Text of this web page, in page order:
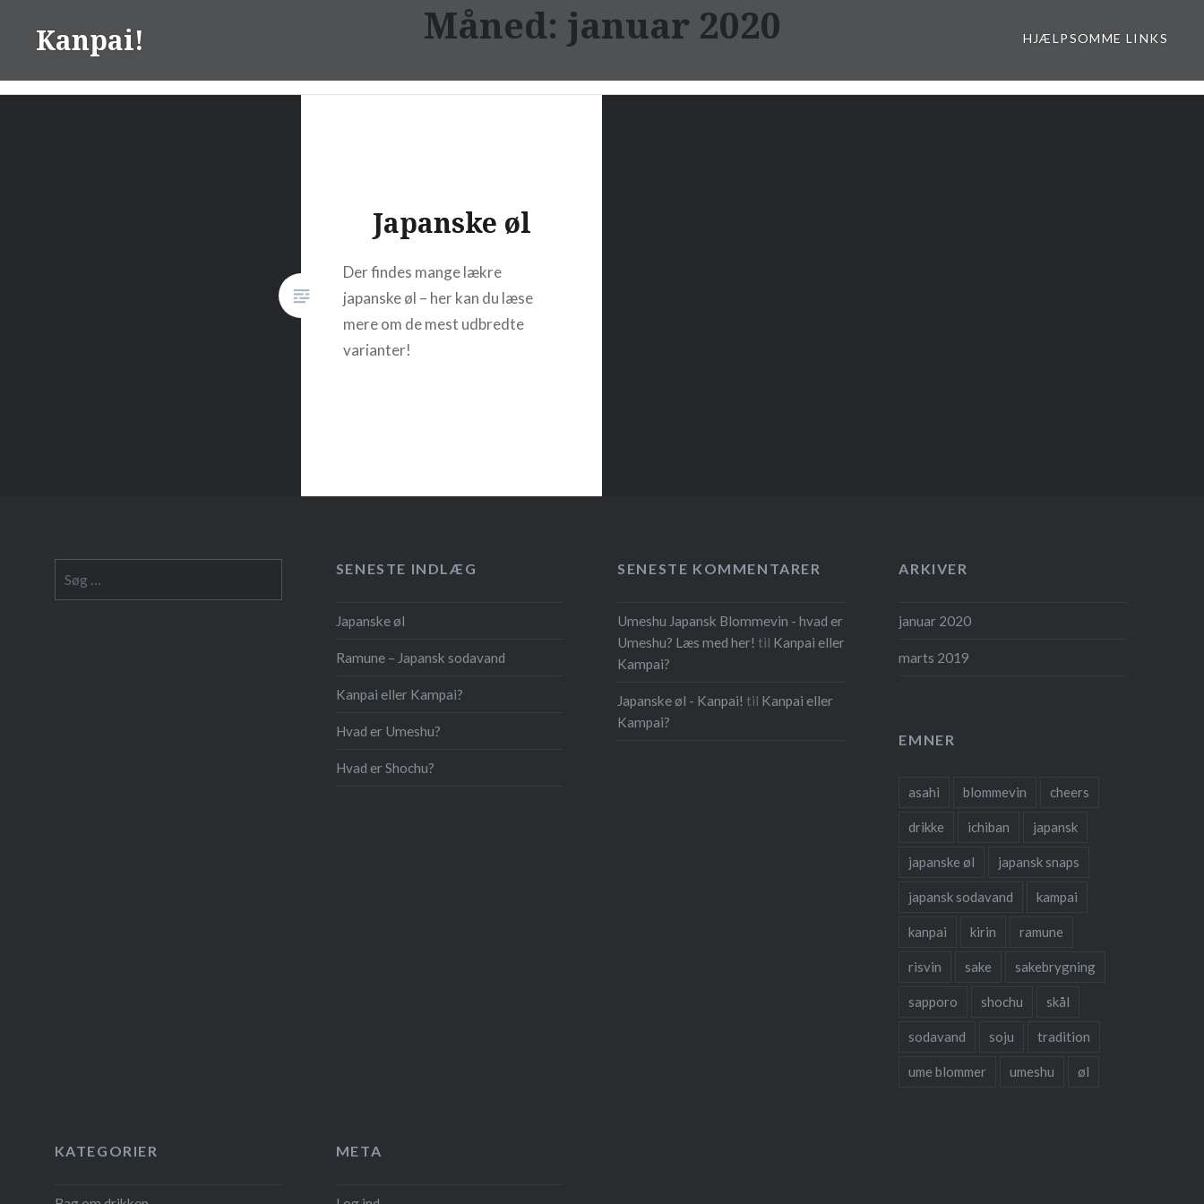
Kanpai! HJÆLPSOMME LINKS
Måned: januar 2020
Japanske øl
Der findes mange lækre
japanske øl – her kan du læse
mere om de mest udbredte
varianter!
efter:
SENESTE INDLÆG
Japanske øl
Ramune – Japansk sodavand
Kanpai eller Kampai?
Hvad er Umeshu?
Hvad er Shochu?
SENESTE KOMMENTARER
Umeshu Japansk Blommevin - hvad er
Umeshu? Læs med her! til Kanpai eller
Kampai?
Japanske øl - Kanpai! til Kanpai eller
Kampai?
ARKIVER
januar 2020
marts 2019
EMNER
asahi blommevin cheers
drikke ichiban japansk
japanske øl japansk snaps
japansk sodavand kampai
kanpai kirin ramune
risvin sake sakebrygning
sapporo shochu skål
sodavand soju tradition
ume blommer umeshu øl
KATEGORIER META